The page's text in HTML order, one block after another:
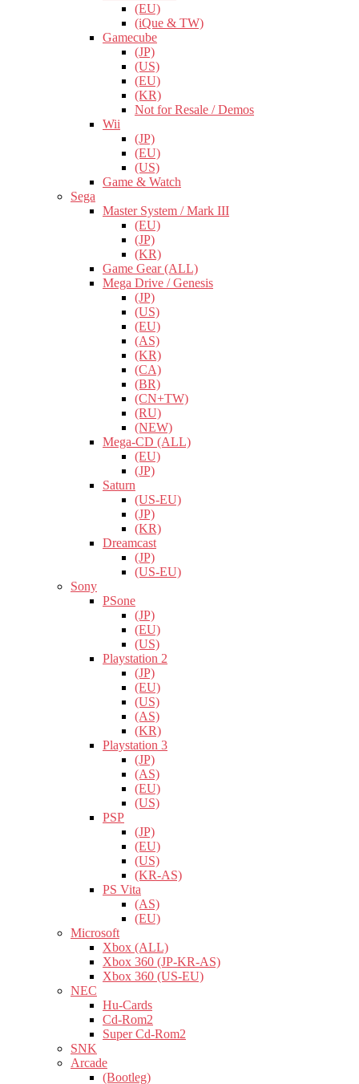
(EU)
(iQue & TW)
Gamecube
(JP)
(US)
(EU)
(KR)
Not for Resale / Demos
Wii
(JP)
(EU)
(US)
Game & Watch
Sega
Master System / Mark III
(EU)
(JP)
(KR)
Game Gear (ALL)
Mega Drive / Genesis
(JP)
(US)
(EU)
(AS)
(KR)
(CA)
(BR)
(CN+TW)
(RU)
(NEW)
Mega-CD (ALL)
(EU)
(JP)
Saturn
(US-EU)
(JP)
(KR)
Dreamcast
(JP)
(US-EU)
Sony
PSone
(JP)
(EU)
(US)
Playstation 2
(JP)
(EU)
(US)
(AS)
(KR)
Playstation 3
(JP)
(AS)
(EU)
(US)
PSP
(JP)
(EU)
(US)
(KR-AS)
PS Vita
(AS)
(EU)
Microsoft
Xbox (ALL)
Xbox 360 (JP-KR-AS)
Xbox 360 (US-EU)
NEC
Hu-Cards
Cd-Rom2
Super Cd-Rom2
SNK
Arcade
(Bootleg)